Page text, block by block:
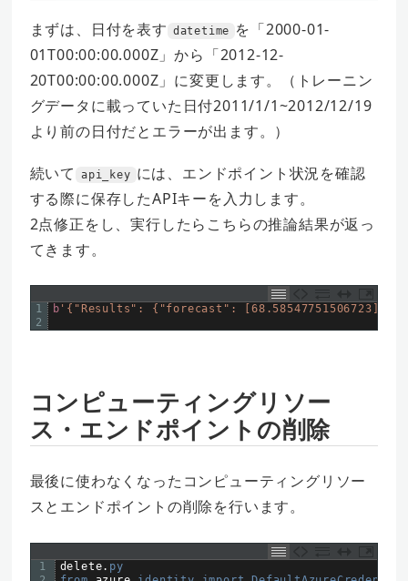
まずは、日付を表す datetime
を「2000-01-
01T00:00:00.000Z」から「2012-12-
20T00:00:00.000Z」に変更します。（トレーニン
グデータに載っていた日付2011/1/1~2012/12/19
より前の日付だとエラーが出ます。）
続いて api_key には、エンドポイント状況を確認
する際に保存したAPIキーを入力します。
2点修正をし、実行したらこちらの推論結果が返っ
てきます。
1
2
b '{"Results": {"forecast": [68.58547751506723],
コンピューティングリソー
ス・エンドポイントの削除
最後に使わなくなったコンピューティングリソー
スとエンドポイントの削除を行います。
1
delete. py